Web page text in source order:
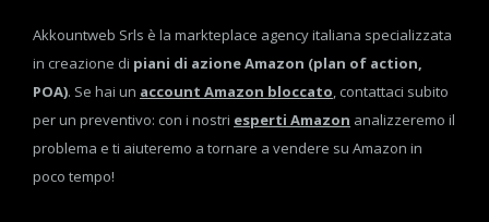
Akkountweb Srls è la markteplace agency italiana specializzata
in creazione di piani di azione Amazon (plan of action,
POA). Se hai un account Amazon bloccato, contattaci subito
per un preventivo: con i nostri esperti Amazon analizzeremo il
problema e ti aiuteremo a tornare a vendere su Amazon in
poco tempo!